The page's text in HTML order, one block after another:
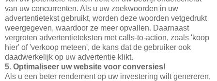
van uw concurrenten. Als u uw zoekwoorden in uw
advertentietekst gebruikt, worden deze woorden vetgedrukt
weergegeven, waardoor ze meer opvallen. Daarnaast
vergroten advertentieteksten met calls-to-action, zoals 'koop
hier' of 'verkoop meteen', de kans dat de gebruiker ook
daadwerkelijk op uw advertentie klikt.
5. Optimaliseer uw website voor conversies!
Als u een beter rendement op uw investering wilt genereren,